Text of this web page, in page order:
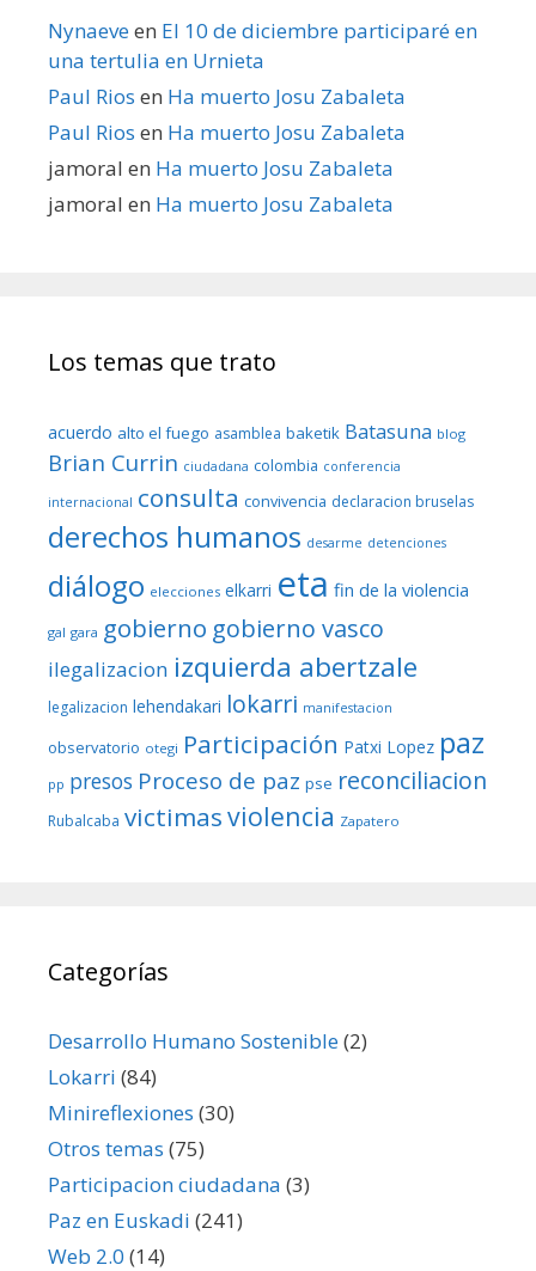
Nynaeveen El 10 de diciembre participaré en
una tertulia en Urnieta
Paul Rios en Ha muerto Josu Zabaleta
Paul Rios en Ha muerto Josu Zabaleta
jamoral en Ha muerto Josu Zabaleta
jamoral en Ha muerto Josu Zabaleta
Los temas que trato
acuerdo alto el fuego asamblea baketik Batasuna blog
Brian Currin ciudadana colombia conferencia
internacional consulta convivencia declaracion bruselas
derechos humanos desarme detenciones
diálogo elecciones elkarri eta fin de la violencia
gal gara gobierno gobierno vasco
ilegalizacion izquierda abertzale
legalizacion lehendakari lokarri manifestacion
observatorio otegi Participación Patxi Lopez paz
pp presos Proceso de paz pse reconciliacion
Rubalcaba victimasviolencia Zapatero
Categorías
Desarrollo Humano Sostenible(2)
Lokarri (84)
Minireflexiones (30)
Otros temas (75)
Participacion ciudadana (3)
Paz en Euskadi (241)
Web 2.0 (14)